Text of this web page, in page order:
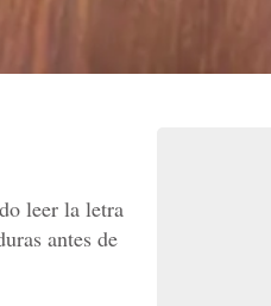
leer la letra
antes de